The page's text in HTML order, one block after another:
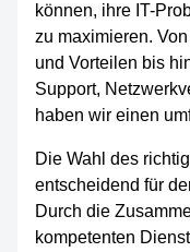
können, ihre IT-
zu maximieren.
und Vorteilen bis
Support,
haben wir einen
Die Wahl des
entscheidend für
Durch die
kompetenten